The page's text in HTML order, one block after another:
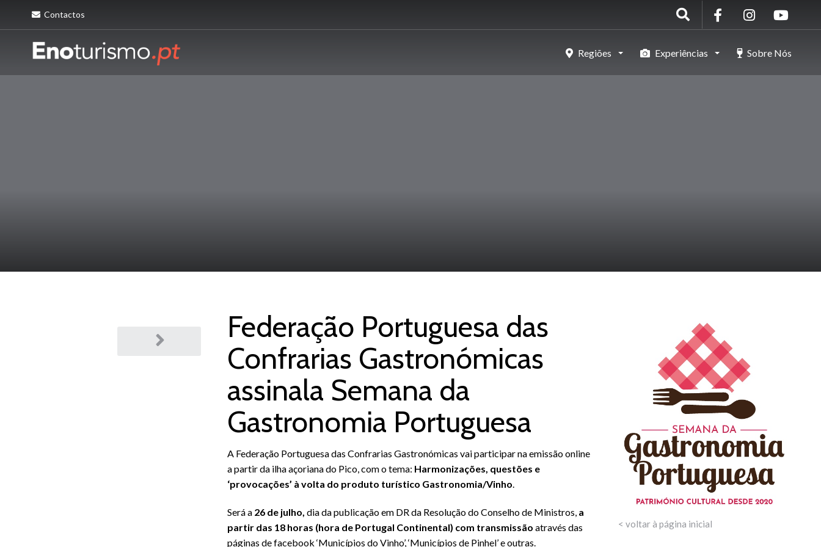
Contactos
Regiões Experiências Sobre Nós
Federação Portuguesa das
Confrarias Gastronómicas
assinala Semana da
Gastronomia Portuguesa
A Federação Portuguesa das Confrarias Gastronómicas vai participar na emissão online
a partir da ilha açoriana do Pico, com o tema: Harmonizações, questões e
‘provocações’ à volta do produto turístico Gastronomia/Vinho.
Será a 26 de julho, dia da publicação em DR da Resolução do Conselho de Ministros, a
partir das 18 horas (hora de Portugal Continental) com transmissão através das
páginas de facebook ‘Municípios do Vinho’, ‘Municípios de Pinhel’ e outras.
< voltar à página inicial